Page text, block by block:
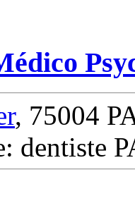
, 75004
dentiste